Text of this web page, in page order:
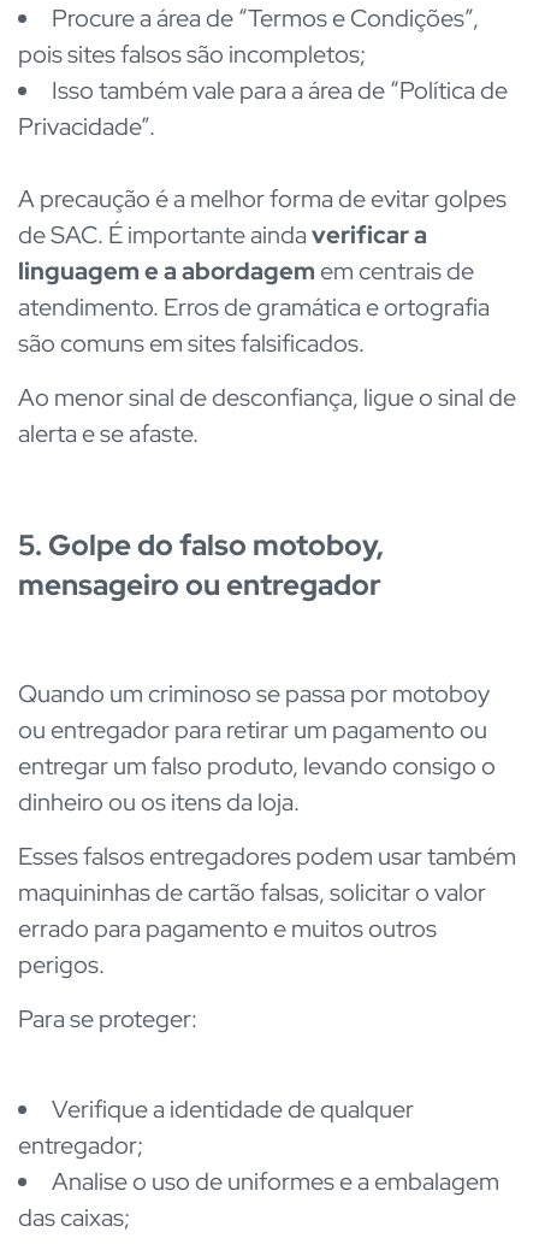
Procure a área de “Termos e Condições”,
pois sites falsos são incompletos;
Isso também vale para a área de “Política de
Privacidade”.
A precaução é a melhor forma de evitar golpes
de SAC. É importante aindaverificar a
linguagem e a abordagemem centrais de
atendimento. Erros de gramática e ortografia
são comuns em sites falsificados.
Ao menor sinal de desconfiança, ligue o sinal de
alerta e se afaste.
5. Golpe do falso motoboy,
mensageiro ou entregador
Quando um criminoso se passa por motoboy
ou entregador para retirar um pagamento ou
entregar um falso produto, levando consigo o
dinheiro ou os itens da loja.
Esses falsos entregadores podem usar também
maquininhas de cartão falsas, solicitar o valor
errado para pagamento e muitos outros
perigos.
Para se proteger:
Verifique a identidade de qualquer
entregador;
Analise o uso de uniformes e a embalagem
das caixas;